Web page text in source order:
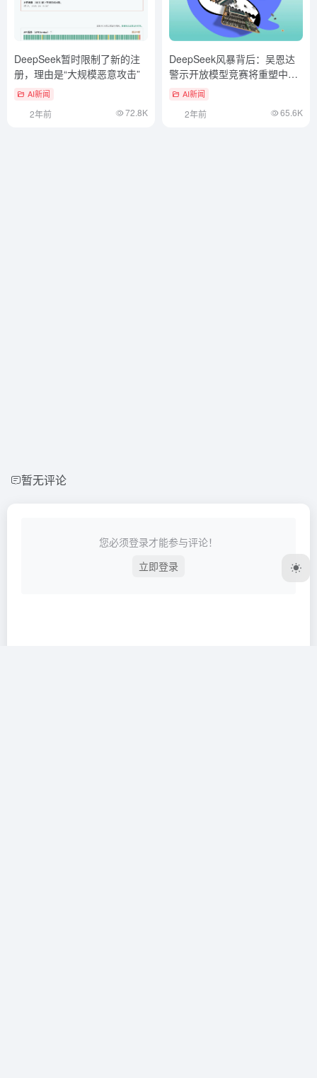
DeepSeek暂时限制了新的注
册，理由是“大规模恶意攻击”
AI新闻
2年前 72.8K
DeepSeek风暴背后：吴恩达
警示开放模型竞赛将重塑中美
AI价值观版图
AI新闻
2年前 65.6K
暂无评论
您必须登录才能参与评论！
立即登录